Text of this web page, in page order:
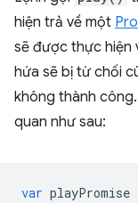
hiện trả về một
sẽ được thực hiện
hứa sẽ bị từ chối
không thành
quan như sau:
var playPromise